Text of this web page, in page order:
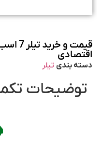
قیمت
اقتصادی
دسته بندی تیلر
توضیحات